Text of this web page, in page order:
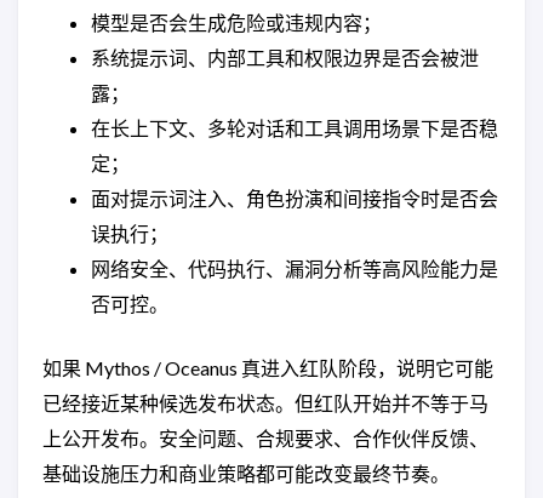
模型是否会生成危险或违规内容；
系统提示词、内部工具和权限边界是否会被泄
露；
在长上下文、多轮对话和工具调用场景下是否稳
定；
面对提示词注入、角色扮演和间接指令时是否会
误执行；
网络安全、代码执行、漏洞分析等高风险能力是
否可控。
如果 Mythos / Oceanus 真进入红队阶段，说明它可能
已经接近某种候选发布状态。但红队开始并不等于马
上公开发布。安全问题、合规要求、合作伙伴反馈、
基础设施压力和商业策略都可能改变最终节奏。